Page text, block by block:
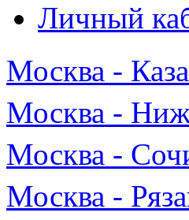
Личный
Москва -
Москва -
Москва -
Москва -